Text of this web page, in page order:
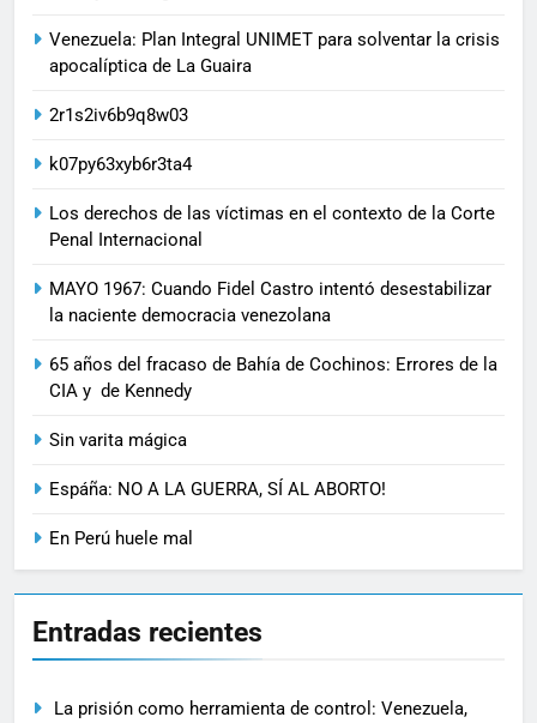
Venezuela: Plan Integral UNIMET para solventar la crisis
apocalíptica de La Guaira
2r1s2iv6b9q8w03
k07py63xyb6r3ta4
Los derechos de las víctimas en el contexto de la Corte
Penal Internacional
MAYO 1967: Cuando Fidel Castro intentó desestabilizar
la naciente democracia venezolana
65 años del fracaso de Bahía de Cochinos: Errores de la
CIA y de Kennedy
Sin varita mágica
Espáña: NO A LA GUERRA, SÍ AL ABORTO!
En Perú huele mal
Entradas recientes
La prisión como herramienta de control: Venezuela,